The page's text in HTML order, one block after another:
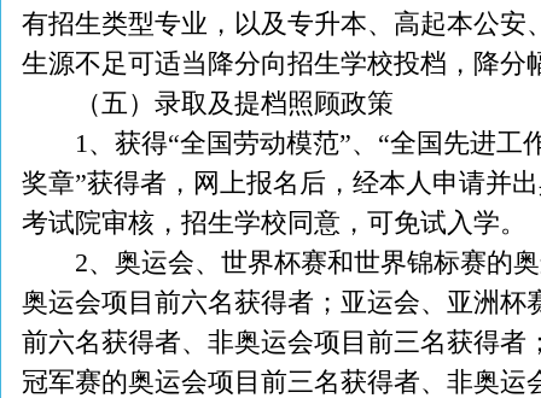
有招生类型专业，以及专升本、高起本公安
生源不足可适当降分向招生学校投档，降分
（五）录取及提档照顾政策
1、获得“全国劳动模范”、“全国先进工作
奖章”获得者，网上报名后，经本人申请并
考试院审核，招生学校同意，可免试入学。
2、奥运会、世界杯赛和世界锦标赛的奥
奥运会项目前六名获得者；亚运会、亚洲杯
前六名获得者、非奥运会项目前三名获得者
冠军赛的奥运会项目前三名获得者、非奥运